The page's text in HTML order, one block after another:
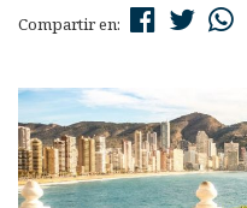
Compartir en: